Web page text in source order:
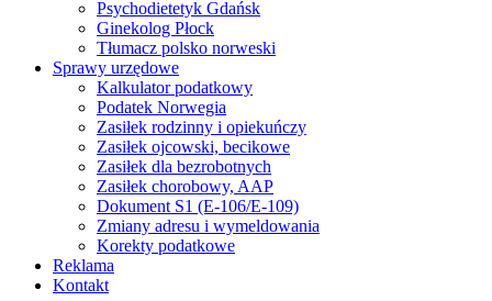
Psychodietetyk Gdańsk
Ginekolog Płock
Tłumacz polsko norweski
Sprawy urzędowe
Kalkulator podatkowy
Podatek Norwegia
Zasiłek rodzinny i opiekuńczy
Zasiłek ojcowski, becikowe
Zasiłek dla bezrobotnych
Zasiłek chorobowy, AAP
Dokument S1 (E-106/E-109)
Zmiany adresu i wymeldowania
Korekty podatkowe
Reklama
Kontakt